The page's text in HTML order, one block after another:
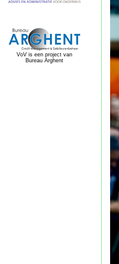
VoV is een project van
Bureau Arghent